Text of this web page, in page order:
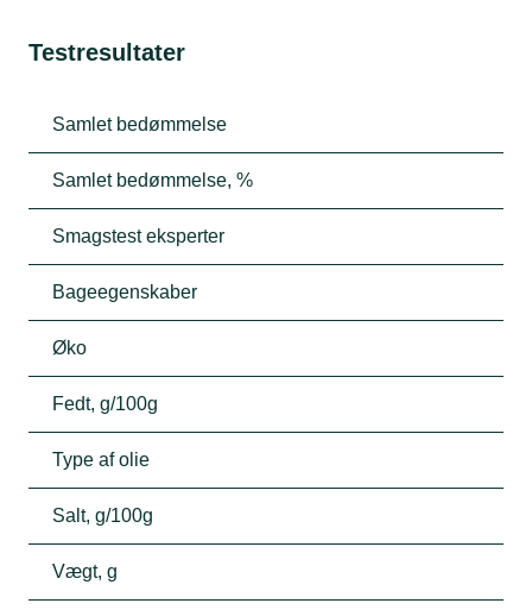
Testresultater
Samlet bedømmelse
Samlet bedømmelse, %
Smagstest eksperter
Bageegenskaber
Øko
Fedt, g/100g
Type af olie
Salt, g/100g
Vægt, g